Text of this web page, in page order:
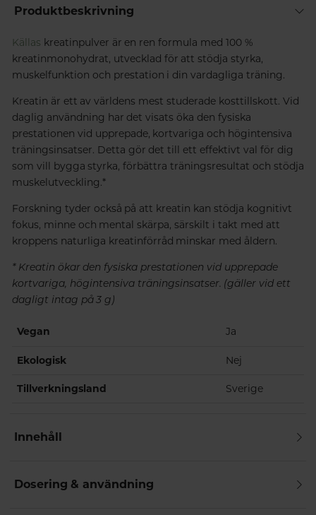
Produktbeskrivning
Källas kreatinpulver är en ren formula med 100 %
kreatinmonohydrat, utvecklad för att stödja styrka,
muskelfunktion och prestation i din vardagliga träning.
Kreatin är ett av världens mest studerade kosttillskott. Vid
daglig användning har det visats öka den fysiska
prestationen vid upprepade, kortvariga och högintensiva
träningsinsatser. Detta gör det till ett effektivt val för dig
som vill bygga styrka, förbättra träningsresultat och stödja
muskelutveckling.*
Forskning tyder också på att kreatin kan stödja kognitivt
fokus, minne och mental skärpa, särskilt i takt med att
kroppens naturliga kreatinförråd minskar med åldern.
* Kreatin ökar den fysiska prestationen vid upprepade
kortvariga, högintensiva träningsinsatser. (gäller vid ett
dagligt intag på 3 g)
Vegan Ja
Ekologisk Nej
Tillverkningsland Sverige
Innehåll
Dosering & användning